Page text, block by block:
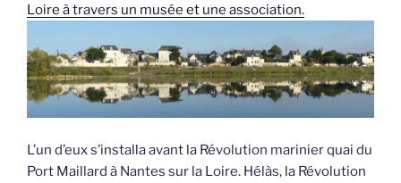
Loire à travers un musée et une association.
L’un d’eux s’installa avant la Révolution marinier quai du
Port Maillard à Nantes sur la Loire. Hélàs, la Révolution